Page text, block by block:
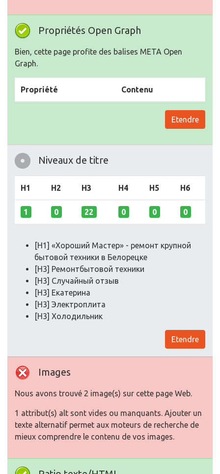
Propriétés Open Graph
Bien, cette page profite des balises META Open
Graph.
Propriété Contenu
Etendre
Niveaux de titre
H1 H2 H3 H4 H5 H6
1 0 22 0 0 0
[H1] «Хороший Мастер» - ремонт крупной
бытовой техники в Белорецке
[H3] Ремонтбытовой техники
[H3] Случайный отзыв
[H3] Екатерина
[H3] Электроплита
[H3] Холодильник
Etendre
Images
Nous avons trouvé 2 image(s) sur cette page Web.
1 attribut(s) alt sont vides ou manquants. Ajouter un
texte alternatif permet aux moteurs de recherche de
mieux comprendre le contenu de vos images.